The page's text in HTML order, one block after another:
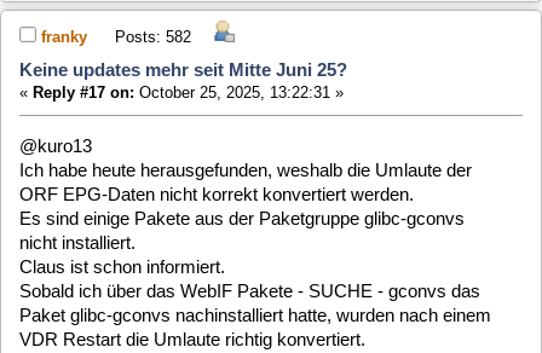
@kuro13
Ich habe heute herausgefunden, weshalb die Umlaute der
ORF EPG-Daten nicht korrekt konvertiert werden.
Es sind einige Pakete aus der Paketgruppe glibc-gconvs
nicht installiert.
Paket glibc-gconvs nachinstalliert hatte, wurden nach einem
VDR Restart die Umlaute richtig konvertiert.
Sie werden jetzt im VDR-OSD und in live korrekt angezeigt.
In der 00_vdr.conf verwende ich --chartab=ISO-8859-9
Und in live funktioniert nach Installation von glibc-gconvs
auch der erste Menüpunkt "Was läuft?.
franky Posts: 582
Keine updates mehr seit Mitte Juni 25?
«Reply #18 on:October 25, 2025, 13:28:15 »